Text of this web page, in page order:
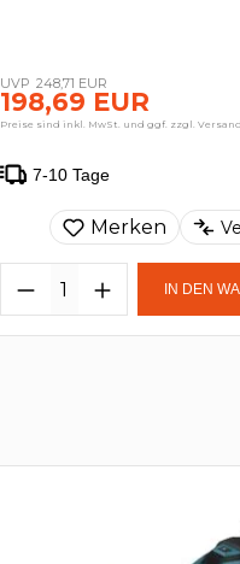
248,71 EUR
198,69 EUR
Preise sind inkl. MwSt. und ggf. zzgl.
7-10 Tage
Merken
IN DEN